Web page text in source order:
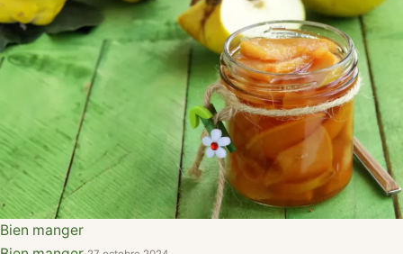
Bien manger